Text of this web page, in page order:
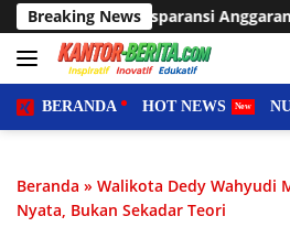
Langsung
ke
konten
Breaking News
Anggaran Sering Dilanda
BERANDA HOT NEWS
Beranda » Walikota Dedy Wahyudi
Nyata, Bukan Sekadar Teori